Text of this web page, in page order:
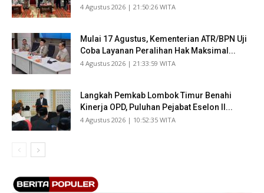
​4 Agustus 2026 | 21:50:26 WITA
Mulai 17 Agustus, Kementerian ATR/BPN Uji
Coba Layanan Peralihan Hak Maksimal...
​4 Agustus 2026 | 21:33:59 WITA
Langkah Pemkab Lombok Timur Benahi
Kinerja OPD, Puluhan Pejabat Eselon II...
​4 Agustus 2026 | 10:52:35 WITA